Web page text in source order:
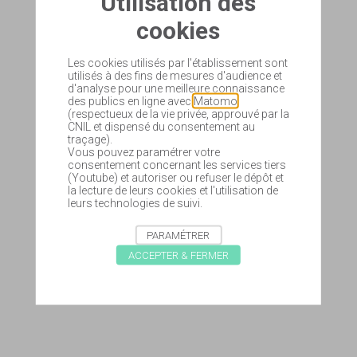
cookies
Les cookies utilisés par l'établissement sont
utilisés à des fins de mesures d'audience et
d'analyse pour une meilleure connaissance
des publics en ligne avec Matomo
(respectueux de la vie privée, approuvé par la
CNIL et dispensé du consentement au
traçage).
Vous pouvez paramétrer votre
consentement concernant les services tiers
(Youtube) et autoriser ou refuser le dépôt et
la lecture de leurs cookies et l'utilisation de
leurs technologies de suivi.
PARAMÉTRER
ACCEPTER & FERMER